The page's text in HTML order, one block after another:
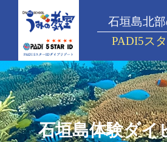
石垣島北
PADI5ス
石垣島体験ダイ